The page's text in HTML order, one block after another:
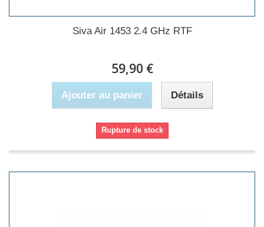
Siva Air 1453 2.4 GHz RTF
59,90 €
Ajouter au panier Détails
Rupture de stock